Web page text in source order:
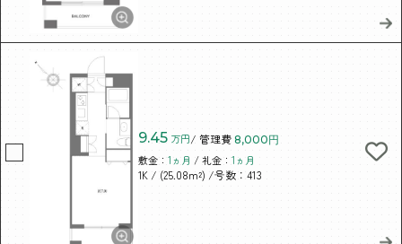
9.45 万円/ 管理費 8,000円
敷金：1ヵ月 / 礼金：1ヵ月
1K / (25.08m²) /号数：413